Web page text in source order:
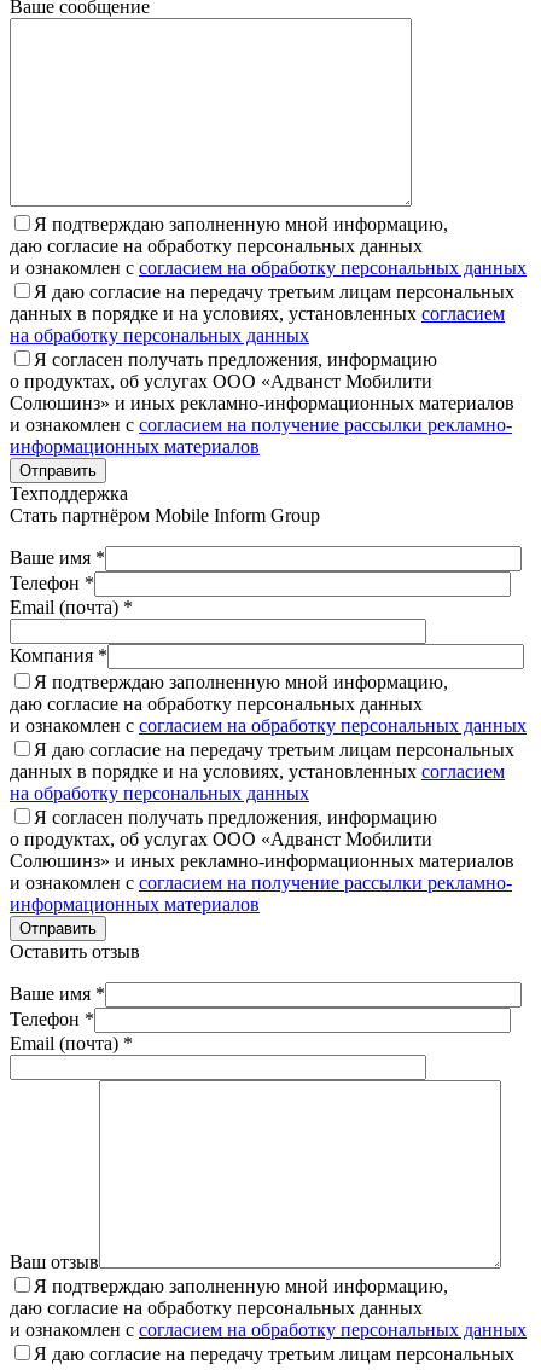
Ваше сообщение
Я подтверждаю заполненную мной информацию,
даю согласие на обработку персональных данных
и ознакомлен с согласием на обработку персональных данных
Я даю согласие на передачу третьим лицам персональных
данных в порядке и на условиях, установленных согласием
на обработку персональных данных
Я согласен получать предложения, информацию
о продуктах, об услугах ООО «Адванст Мобилити
Солюшинз» и иных рекламно-информационных материалов
и ознакомлен с согласием на получение рассылки рекламно-
информационных материалов
Отправить
Техподдержка
Стать партнёром Mobile Inform Group
Ваше имя *
Телефон *
Email (почта) *
Компания *
Я подтверждаю заполненную мной информацию,
даю согласие на обработку персональных данных
и ознакомлен с согласием на обработку персональных данных
Я даю согласие на передачу третьим лицам персональных
данных в порядке и на условиях, установленных согласием
на обработку персональных данных
Я согласен получать предложения, информацию
о продуктах, об услугах ООО «Адванст Мобилити
Солюшинз» и иных рекламно-информационных материалов
и ознакомлен с согласием на получение рассылки рекламно-
информационных материалов
Отправить
Оставить отзыв
Ваше имя *
Телефон *
Email (почта) *
Ваш отзыв
Я подтверждаю заполненную мной информацию,
даю согласие на обработку персональных данных
и ознакомлен с согласием на обработку персональных данных
Я даю согласие на передачу третьим лицам персональных